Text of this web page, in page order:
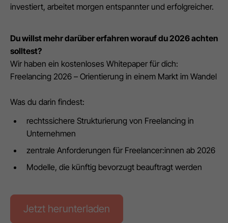
investiert, arbeitet morgen entspannter und erfolgreicher.
Du willst mehr darüber erfahren worauf du 2026 achten
solltest?
Wir haben ein kostenloses Whitepaper für dich:
Freelancing 2026 – Orientierung in einem Markt im Wandel
Was du darin findest:
rechtssichere Strukturierung von Freelancing in
Unternehmen
zentrale Anforderungen für Freelancer:innen ab 2026
Modelle, die künftig bevorzugt beauftragt werden
Jetzt herunterladen